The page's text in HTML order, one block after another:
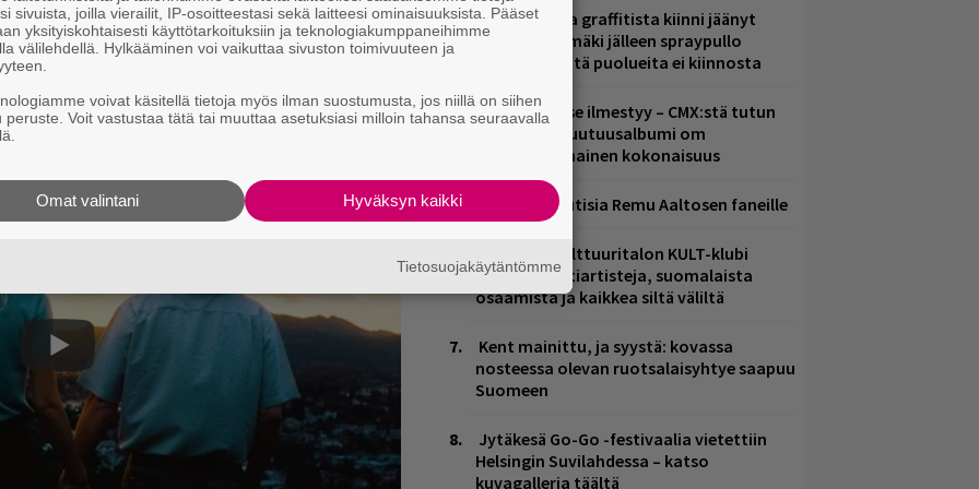
Laittomasta graffitista kiinni jäänyt
Paavo Arhinmäki jälleen spraypullo
kädessä – näitä puolueita ei kiinnosta
Huomenna se ilmestyy – CMX:stä tutun
A.W. Yrjänän uutuusalbumi om
mammuttimainen kokonaisuus
Mainioita uutisia Remu Aaltosen faneille
Helsingin Kulttuuritalon KULT-klubi
tarjoaa kulttiartisteja, suomalaista
osaamista ja kaikkea siltä väliltä
Kent mainittu, ja syystä: kovassa
nosteessa olevan ruotsalaisyhtye saapuu
Suomeen
Jytäkesä Go-Go -festivaalia vietettiin
Helsingin Suvilahdessa – katso
kuvagalleria täältä
sivuista, joilla vierailit, IP-osoitteestasi sekä laitteesi ominaisuuksista. Pääset
yksityiskohtaisesti käyttötarkoituksiin ja teknologiakumppaneihimme
välilehdellä. Hylkääminen voi vaikuttaa sivuston toimivuuteen ja
voivat käsitellä tietoja myös ilman suostumusta, jos niillä on siihen
peruste. Voit vastustaa tätä tai muuttaa asetuksiasi milloin tahansa seuraavalla
Hyväksyn kaikki
Omat valintani
Tietosuojakäytäntömme